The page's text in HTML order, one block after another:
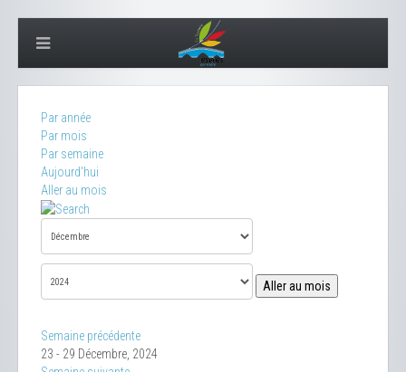
Par année
Par mois
Par semaine
Aujourd'hui
Aller au mois
Aller au mois
Semaine précédente
23 - 29 Décembre, 2024